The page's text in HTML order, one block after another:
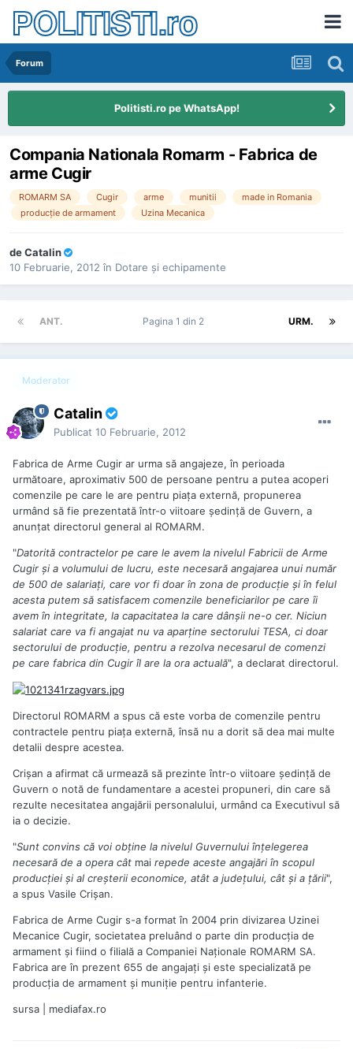
POLITISTI.ro
Forum
Politisti.ro pe WhatsApp!
Compania Nationala Romarm - Fabrica de
arme Cugir
ROMARM SA Cugir arme munitii
made in Romania
producţie de armament
Uzina Mecanica
deCatalin
10 Februarie, 2012 în Dotare şi echipamente
ANT. URM.
Pagina 1 din 2
Moderator
Catalin
Publicat 10 Februarie, 2012
Fabrica de Arme Cugir ar urma să angajeze, în perioada
următoare, aproximativ 500 de persoane pentru a putea acoperi
comenzile pe care le are pentru piaţa externă, propunerea
urmând să fie prezentată într-o viitoare şedinţă de Guvern, a
anunţat directorul general al ROMARM.
"Datorită contractelor pe care le avem la nivelul Fabricii de Arme
Cugir şi a volumului de lucru, este necesară angajarea unui număr
de 500 de salariaţi, care vor fi doar în zona de producţie şi în felul
acesta putem să satisfacem comenzile beneficiarilor pe care îi
avem în integritate, la capacitatea la care dânşii ne-o cer. Niciun
salariat care va fi angajat nu va aparţine sectorului TESA, ci doar
sectorului de producţie, pentru a rezolva necesarul de comenzi
pe care fabrica din Cugir îl are la ora actuală", a declarat directorul.
Directorul ROMARM a spus că este vorba de comenzile pentru
contractele pentru piaţa externă, însă nu a dorit să dea mai multe
detalii despre acestea.
Crişan a afirmat că urmează să prezinte într-o viitoare şedinţă de
Guvern o notă de fundamentare a acestei propuneri, din care să
rezulte necesitatea angajării personalului, urmând ca Executivul să
ia o decizie.
"Sunt convins că voi obţine la nivelul Guvernului înţelegerea
necesară de a opera cât mai repede aceste angajări în scopul
producţiei şi al creşterii economice, atât a judeţului, cât şi a ţării",
a spus Vasile Crişan.
Fabrica de Arme Cugir s-a format în 2004 prin divizarea Uzinei
Mecanice Cugir, societatea preluând o parte din producţia de
armament şi fiind o filială a Companiei Naţionale ROMARM SA.
Fabrica are în prezent 655 de angajaţi şi este specializată pe
producţia de armament şi muniţie pentru infanterie.
sursa | mediafax.ro